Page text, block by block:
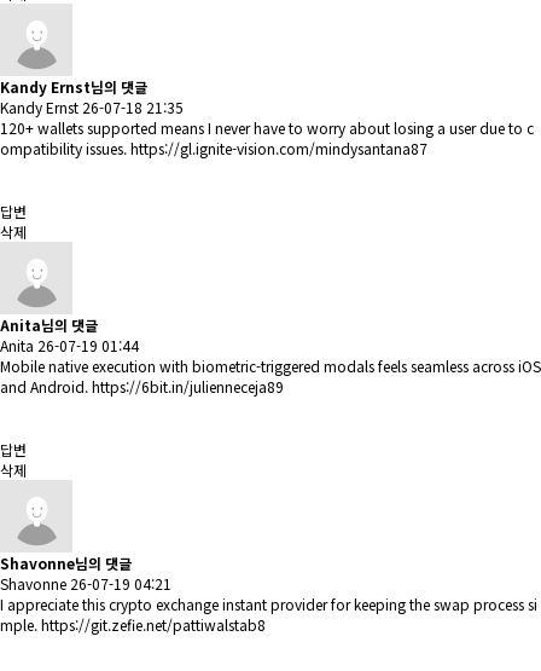
Kandy Ernst님의 댓글
Kandy Ernst 26-07-18 21:35
120+ wallets supported means I never have to worry about losing a user due to c
ompatibility issues.https://gl.ignite-vision.com/mindysantana87
답변
삭제
Anita님의 댓글
Anita 26-07-19 01:44
Mobile native execution with biometric-triggered modals feels seamless across iOS
and Android.https://6bit.in/julienneceja89
답변
삭제
Shavonne님의 댓글
Shavonne 26-07-19 04:21
I appreciate this crypto exchange instant provider for keeping the swap process si
mple.https://git.zefie.net/pattiwalstab8